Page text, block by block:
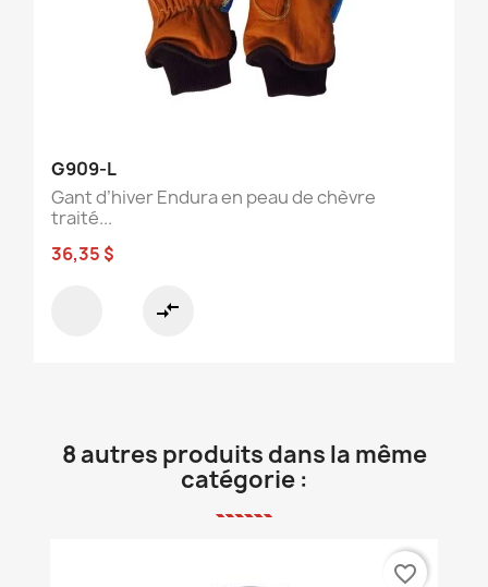
G909-L
Gant d’hiver Endura en peau de chèvre
traité...
36,35 $
compare_arrows
8 autres produits dans la même
catégorie :
favorite_border